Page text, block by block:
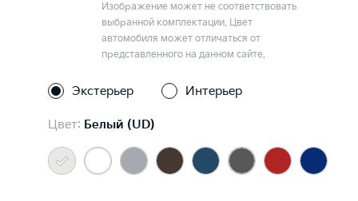
Изображение может не соответствовать
выбранной комплектации. Цвет
автомобиля может отличаться от
представленного на данном сайте.
Экстерьер Интерьер
Цвет: Белый (UD)